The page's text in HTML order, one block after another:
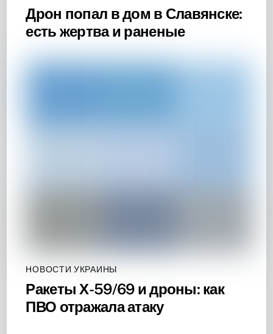
Дрон попал в дом в Славянске:
есть жертва и раненые
НОВОСТИ УКРАИНЫ
Ракеты Х-59/69 и дроны: как
ПВО отражала атаку